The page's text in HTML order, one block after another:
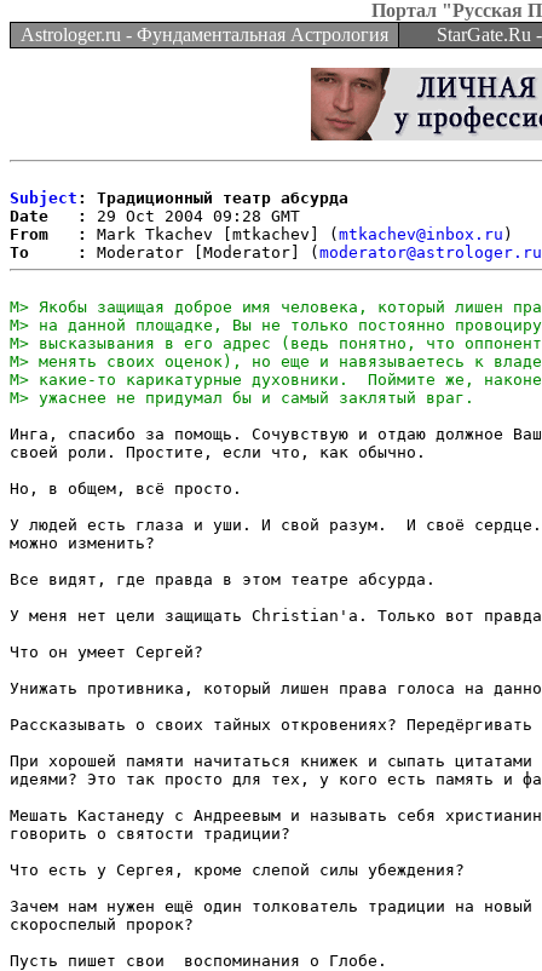
Портал "Русская
Astrologer.ru - Фундаментальная Астрология
StarGate.Ru
Subject : Традиционный театр абсурда
Date   :
From   :
Mark Tkachev [mtkachev] (mtkachev@inbox.ru
To     :
Moderator [Moderator] (moderator@astrologer.ru
Инга, спасибо за помощь. Сочувствую и отдаю должное
своей роли. Простите, если что, как обычно.
Но, в общем, всё просто.
У людей есть глаза и уши. И свой разум.  И своё
можно изменить?
Все видят, где правда в этом театре абсурда.
У меня нет цели защищать Christian'а. Только вот
Что он умеет Сергей?
Унижать противника, который лишен права голоса на
Рассказывать о своих тайных откровениях?
При хорошей памяти начитаться книжек и сыпать
идеями? Это так просто для тех, у кого есть память и
Мешать Кастанеду с Андреевым и называть себя
говорить о святости традиции?
Что есть у Сергея, кроме слепой силы убеждения?
Зачем нам нужен ещё один толкователь традиции на
скороспелый пророк?
Пусть пишет свои  воспоминания о Глобе.